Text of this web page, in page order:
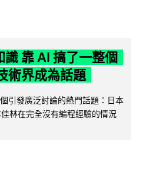
識 靠 AI 搞了一整個
術界成為話題
引發廣泛討論的熱門話題：日本
林在完全沒有編程經驗的情況